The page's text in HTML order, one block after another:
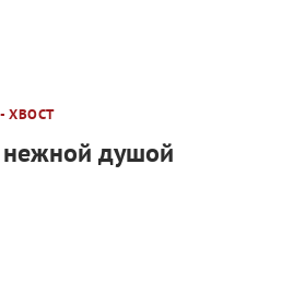
ХВОСТ
душой